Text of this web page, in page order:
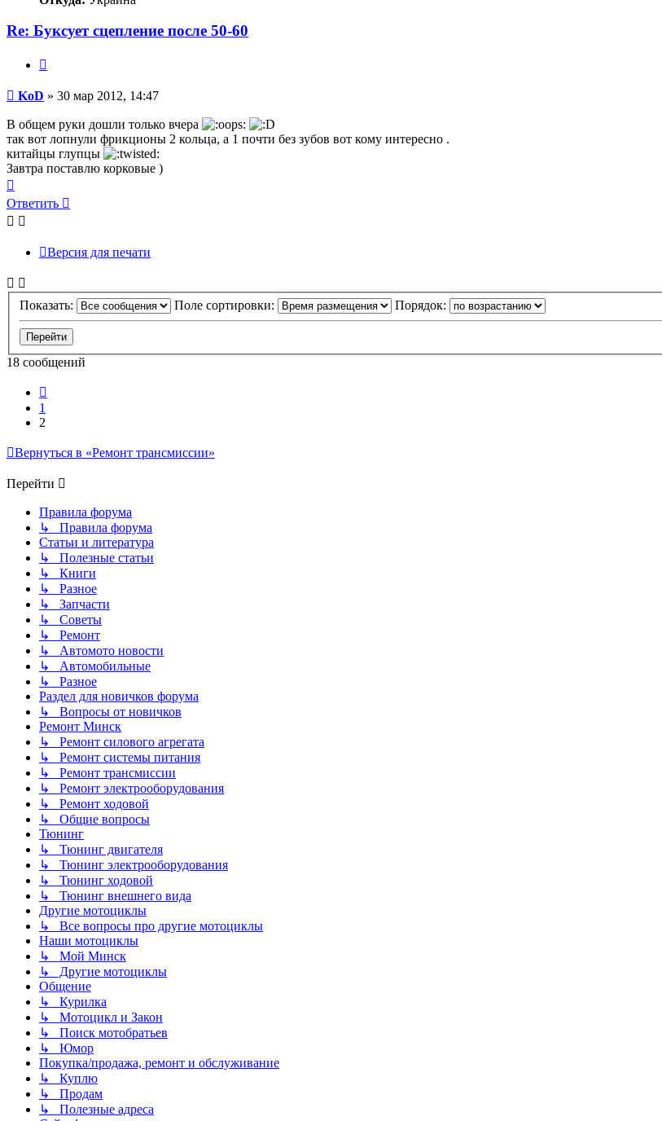
Re: Буксует сцепление после 50-60
Сообщение
KoD » 30 мар 2012, 14:47
В общем руки дошли только вчера
так вот лопнули фрикционы 2 кольца, а 1 почти без зубов вот кому интересно .
китайцы глупцы
Завтра поставлю корковые )
к
началу
Ответить
Версия для печати
Показать: Поле сортировки: Порядок:
18 сообщений
1
2
Вернуться в «Ремонт трансмиссии»
Перейти
Правила форума
↳ Правила форума
Статьи и литература
↳ Полезные статьи
↳ Книги
↳ Разное
↳ Запчасти
↳ Советы
↳ Ремонт
↳ Автомото новости
↳ Автомобильные
↳ Разное
Раздел для новичков форума
↳ Вопросы от новичков
Ремонт Минск
↳ Ремонт силового агрегата
↳ Ремонт системы питания
↳ Ремонт трансмиссии
↳ Ремонт электрооборудования
↳ Ремонт ходовой
↳ Общие вопросы
Тюнинг
↳ Тюнинг двигателя
↳ Тюнинг электрооборудования
↳ Тюнинг ходовой
↳ Тюнинг внешнего вида
Другие мотоциклы
↳ Все вопросы про другие мотоциклы
Наши мотоциклы
↳ Мой Минск
↳ Другие мотоциклы
Общение
↳ Курилка
↳ Мотоцикл и Закон
↳ Поиск мотобратьев
↳ Юмор
Покупка/продажа, ремонт и обслуживание
↳ Куплю
↳ Продам
↳ Полезные адреса